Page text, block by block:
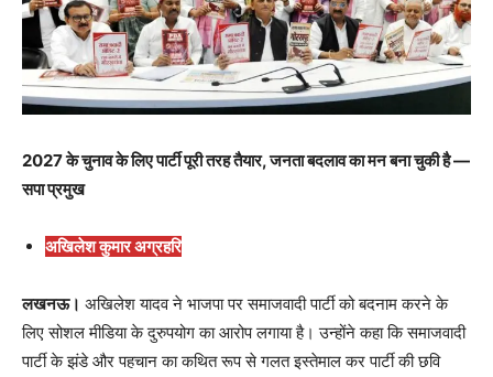
2027 के चुनाव के लिए पार्टी पूरी तरह तैयार, जनता बदलाव का मन बना चुकी है —
सपा प्रमुख
अखिलेश कुमार अग्रहरि
लखनऊ। अखिलेश यादव ने भाजपा पर समाजवादी पार्टी को बदनाम करने के
लिए सोशल मीडिया के दुरुपयोग का आरोप लगाया है। उन्होंने कहा कि समाजवादी
पार्टी के झंडे और पहचान का कथित रूप से गलत इस्तेमाल कर पार्टी की छवि